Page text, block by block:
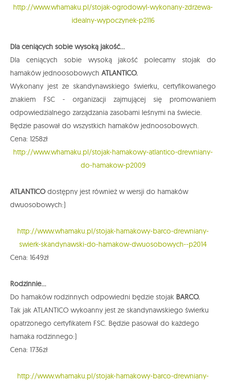
http://www.whamaku.pl/stojak-ogrodowyl-wykonany-zdrzewa-
idealny-wypoczynek-p2116
Dla ceniących sobie wysoką jakość...
Dla ceniących sobie wysoką jakość polecamy stojak do
hamaków jednoosobowych ATLANTICO.
Wykonany jest ze skandynawskiego świerku, certyfikowanego
znakiem FSC - organizacji zajmującej się promowaniem
odpowiedzialnego zarządzania zasobami leśnymi na świecie.
Będzie pasował do wszystkich hamaków jednoosobowych.
Cena: 1258zł
http://www.whamaku.pl/stojak-hamakowy-atlantico-drewniany-
do-hamakow-p2009
ATLANTICO dostępny jest również w wersji do hamaków
dwuosobowych:)
http://www.whamaku.pl/stojak-hamakowy-barco-drewniany-
swierk-skandynawski-do-hamakow-dwuosobowych--p2014
Cena: 1649zł
Rodzinnie...
Do hamaków rodzinnych odpowiedni będzie stojak BARCO.
Tak jak ATLANTICO wykoanny jest ze skandynawskiego świerku
opatrzonego certyfikatem FSC. Będzie pasował do każdego
hamaka rodzinnego:)
Cena: 1736zł
http://www.whamaku.pl/stojak-hamakowy-barco-drewniany-